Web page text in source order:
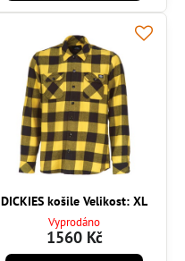
DICKIES košile Velikost: XL
Vyprodáno
1560 Kč